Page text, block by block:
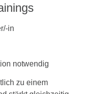
in
notwendig
zu einem